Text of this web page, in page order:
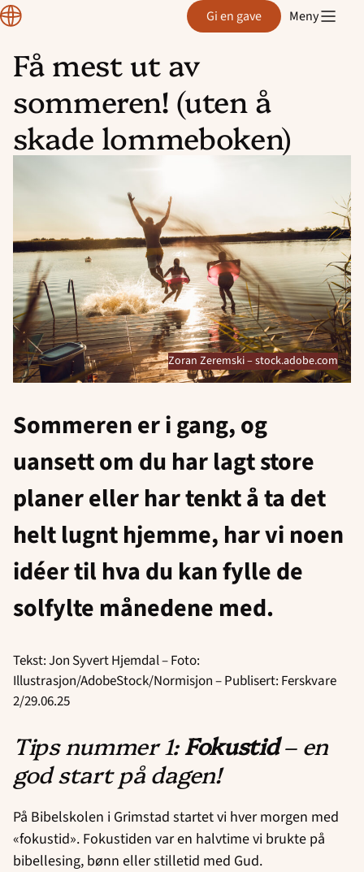
Hopp
innhold
Normisjon Gi en gave Meny
Få mest ut av
sommeren! (uten å
skade lommeboken)
Zoran Zeremski – stock.adobe.com
Sommeren er i gang, og
uansett om du har lagt store
planer eller har tenkt å ta det
helt lugnt hjemme, har vi noen
idéer til hva du kan fylle de
solfylte månedene med.
Tekst: Jon Syvert Hjemdal – Foto:
Illustrasjon/AdobeStock/Normisjon – Publisert: Ferskvare
2/29.06.25
Tips nummer 1: Fokustid – en
god start på dagen!
På Bibelskolen i Grimstad startet vi hver morgen med
«fokustid». Fokustiden var en halvtime vi brukte på
bibellesing, bønn eller stilletid med Gud.